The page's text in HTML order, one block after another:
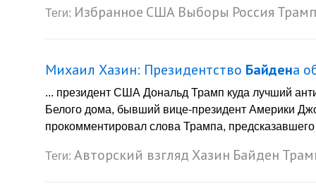
Теги: Избранное США Выборы Россия Трамп
Михаил Хазин: Президентство Байдена
... президент США Дональд Трамп куда лучший
Белого дома, бывший вице-президент Америки
прокомментировал слова Трампа,
Теги: Авторский взгляд Хазин Байден